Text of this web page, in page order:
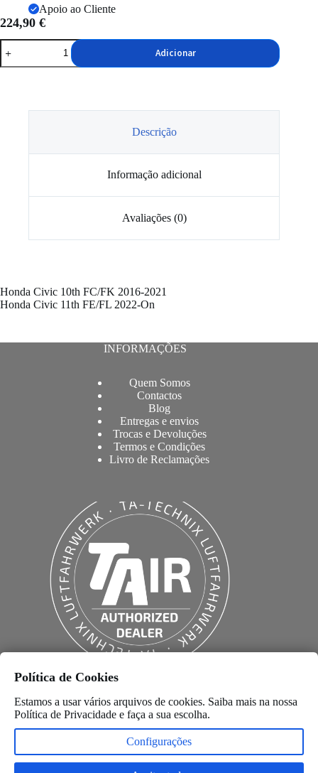
Apoio ao Cliente
224,90 €
Quantidade
de
Rótula
Adicionar
Descrição
Informação adicional
Avaliações (0)
Honda Civic 10th FC/FK 2016-2021
Honda Civic 11th FE/FL 2022-On
INFORMAÇÕES
Quem Somos
Contactos
Blog
Entregas e envios
Trocas e Devoluções
Termos e Condições
Livro de Reclamações
Política de Cookies
Estamos a usar vários arquivos de cookies. Saiba mais na nossa
Política de Privacidade e faça a sua escolha.
Configurações